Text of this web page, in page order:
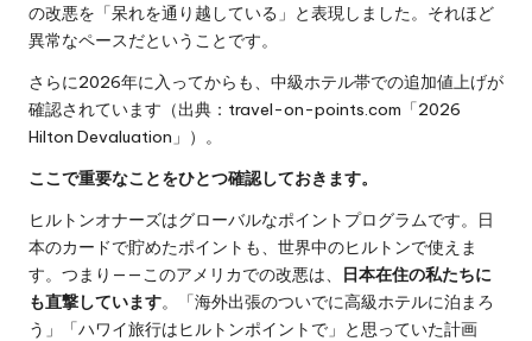
の改悪を「呆れを通り越している」と表現しました。それほど
異常なペースだということです。
さらに2026年に入ってからも、中級ホテル帯での追加値上げが
確認されています（出典：travel-on-points.com「2026
Hilton Devaluation」）。
ここで重要なことをひとつ確認しておきます。
ヒルトンオナーズはグローバルなポイントプログラムです。日
本のカードで貯めたポイントも、世界中のヒルトンで使えま
す。つまり——このアメリカでの改悪は、
日本在住の私たちに
も直撃しています。「海外出張のついでに高級ホテルに泊まろ
う」「ハワイ旅行はヒルトンポイントで」と思っていた計画